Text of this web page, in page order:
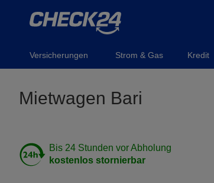
Versicherungen Strom & Gas Kredit
Mietwagen Bari
Bis 24 Stunden vor Abholung
kostenlos stornierbar